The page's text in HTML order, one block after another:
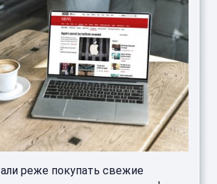
реже покупать свежие